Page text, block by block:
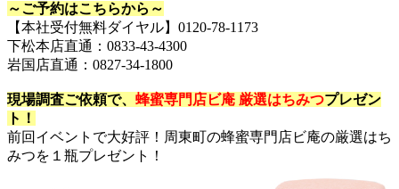
～ご予約はこちらから～
【本社受付無料ダイヤル】0120-78-1173
下松本店直通：0833-43-4300
岩国店直通：0827-34-1800
現場調査ご依頼で、 蜂蜜専門店ビ庵 厳選はちみつプレゼン
ト！
前回イベントで大好評！周東町の蜂蜜専門店ビ庵の厳選はち
みつを１瓶プレゼント！